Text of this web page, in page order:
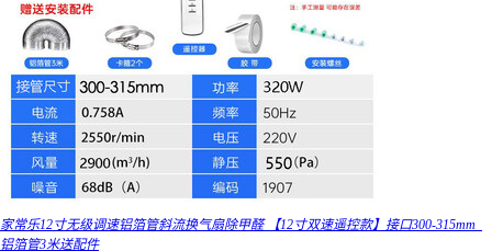
家常乐12寸无级调速铝箔管斜流换气扇除甲醛 【12寸双速遥控款】接口300-315mm_
铝箔管3米送配件